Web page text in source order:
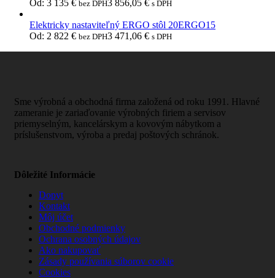
Od: 3 135 € bez DPH3 856,05 € s DPH
Elektricky nastaviteľný ERGO stôl 20ERGO15
Od: 2 822 € bez DPH3 471,06 € s DPH
Sme výrobná a obchodná firma založená od roku 1991. Hlavné
zameranie je zariaďovanie výrobných firiem a servisov
priemyselným, kancelárskym a kovovým nábytkom a
príslušenstvom, výroba a predaj poštových schránok.
Dôležité Informácie
Dopyt
Kontakt
Môj účet
Obchodné podmienky
Ochrana osobných údajov
Ako nakupovať
Zásady používania súborov cookie
Cookies